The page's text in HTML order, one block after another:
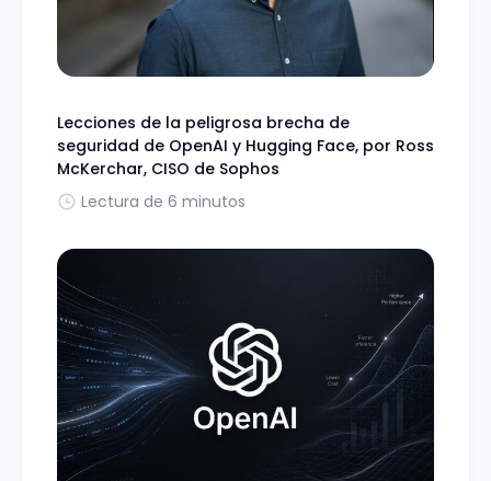
Lecciones de la peligrosa brecha de
seguridad de OpenAI y Hugging Face, por Ross
McKerchar, CISO de Sophos
Lectura de 6 minutos